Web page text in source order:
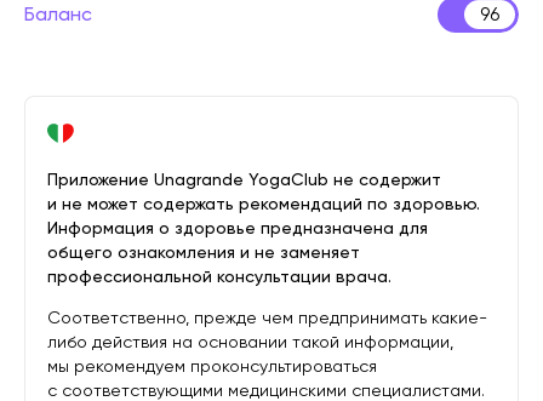
Баланс 96
Приложение Unagrande YogaClub не содержит
и не может содержать рекомендаций по здоровью.
Информация о здоровье предназначена для
общего ознакомления и не заменяет
профессиональной консультации врача.
Соответственно, прежде чем предпринимать какие-
либо действия на основании такой информации,
мы рекомендуем проконсультироваться
с соответствующими медицинскими специалистами.